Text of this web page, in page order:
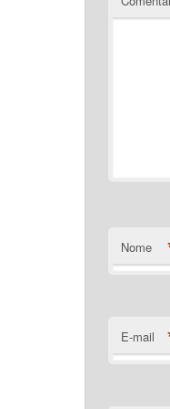
Nome
E-mail